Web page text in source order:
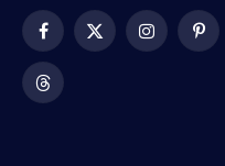
Facebook
X
Instagram
Threads